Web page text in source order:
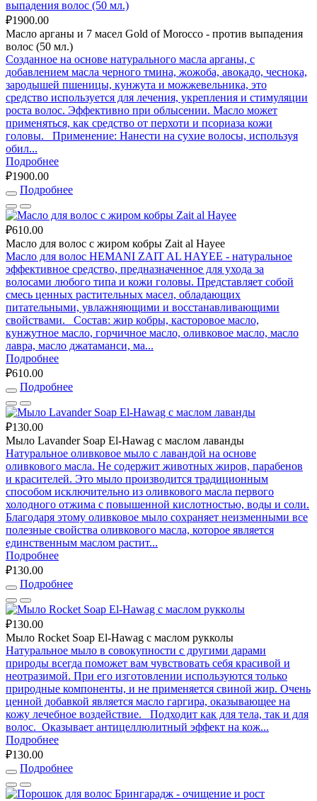
₽1900.00
Масло арганы и 7 масел Gold of Mоrocco - против выпадения
волос (50 мл.)
Созданное на основе натурального масла арганы, с
добавлением масла черного тмина, жожоба, авокадо, чеснока,
зародышей пшеницы, кунжута и можжевельника, это
средство используется для лечения, укрепления и стимуляции
роста волос. Эффективно при облысении. Масло может
применяться, как средство от перхоти и псориаза кожи
головы. Применение: Нанести на сухие волосы, используя
обил...
Подробнее
₽1900.00
Подробнее
₽610.00
Масло для волос с жиром кобры Zait al Hayee
Масло для волос HEMANI ZAIT AL HAYEE - натуральное
эффективное средство, предназначенное для ухода за
волосами любого типа и кожи головы. Представляет собой
смесь ценных растительных масел, обладающих
питательными, увлажняющими и восстанавливающими
свойствами. Состав: жир кобры, касторовое масло,
кунжутное масло, горчичное масло, оливковое масло, масло
лавра, масло джатаманси, ма...
Подробнее
₽610.00
Подробнее
₽130.00
Мыло Lavander Soap El-Hawag с маслом лаванды
Натуральное оливковое мыло с лавандой на основе
оливкового масла. Не содержит животных жиров, парабенов
и красителей. Это мыло производится традиционным
способом исключительно из оливкового масла первого
холодного отжима с повышенной кислотностью, воды и соли.
Благодаря этому оливковое мыло сохраняет неизменными все
полезные свойства оливкового масла, которое является
единственным маслом растит...
Подробнее
₽130.00
Подробнее
₽130.00
Мыло Rocket Soap El-Hawag с маслом рукколы
Натуральное мыло в совокупности с другими дарами
природы всегда поможет вам чувствовать себя красивой и
неотразимой. При его изготовлении используются только
природные компоненты, и не применяется свиной жир. Очень
ценной добавкой является масло гаргира, оказывающее на
кожу лечебное воздействие. Подходит как для тела, так и для
волос. Оказывает антицеллюлитный эффект на кож...
Подробнее
₽130.00
Подробнее